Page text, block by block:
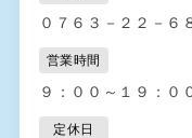
０７６３－２２－６
営業時間
９：００～１９：０
定休日